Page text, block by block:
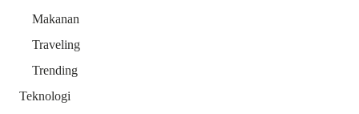
Makanan
Traveling
Trending
Teknologi